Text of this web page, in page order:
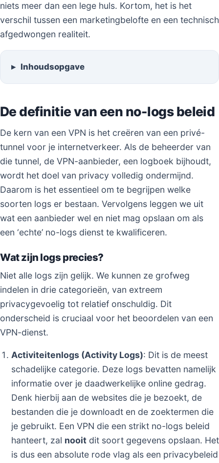
niets meer dan een lege huls. Kortom, het is het
verschil tussen een marketingbelofte en een technisch
afgedwongen realiteit.
Inhoudsopgave
De definitie van een no-logs beleid
De kern van een VPN is het creëren van een privé-
tunnel voor je internetverkeer. Als de beheerder van
die tunnel, de VPN-aanbieder, een logboek bijhoudt,
wordt het doel van privacy volledig ondermijnd.
Daarom is het essentieel om te begrijpen welke
soorten logs er bestaan. Vervolgens leggen we uit
wat een aanbieder wel en niet mag opslaan om als
een ‘echte’ no-logs dienst te kwalificeren.
Wat zijn logs precies?
Niet alle logs zijn gelijk. We kunnen ze grofweg
indelen in drie categorieën, van extreem
privacygevoelig tot relatief onschuldig. Dit
onderscheid is cruciaal voor het beoordelen van een
VPN-dienst.
Activiteitenlogs (Activity Logs): Dit is de meest
schadelijke categorie. Deze logs bevatten namelijk
informatie over je daadwerkelijke online gedrag.
Denk hierbij aan de websites die je bezoekt, de
bestanden die je downloadt en de zoektermen die
je gebruikt. Een VPN die een strikt no-logs beleid
hanteert, zal nooitdit soort gegevens opslaan. Het
is dus een absolute rode vlag als een privacybeleid